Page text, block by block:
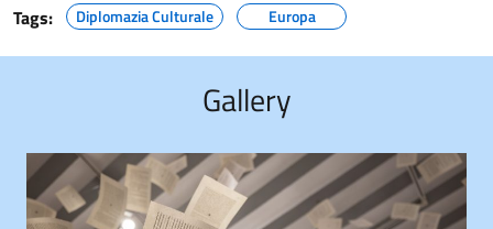
Tags: Diplomazia Culturale Europa
Gallery